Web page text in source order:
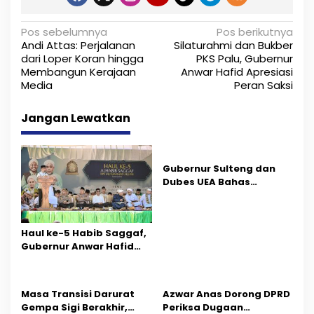
N
a
v
g
a
s
i
p
o
Pos sebelumnya
Andi Attas: Perjalanan
dari Loper Koran hingga
Membangun Kerajaan
Media
Pos berikutnya
Silaturahmi dan Bukber
PKS Palu, Gubernur
Anwar Hafid Apresiasi
Peran Saksi
Jangan Lewatkan
Haul ke-5 Habib Saggaf,
Gubernur Anwar Hafid
Gubernur Sulteng dan
Dubes UEA Bahas
Masa Transisi Darurat
Gempa Sigi Berakhir,
Azwar Anas Dorong DPRD
Periksa Dugaan